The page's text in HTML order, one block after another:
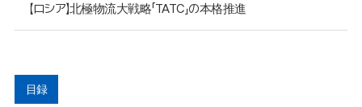
【ロシア】北極物流大戦略「TATC」の本格推進
目録